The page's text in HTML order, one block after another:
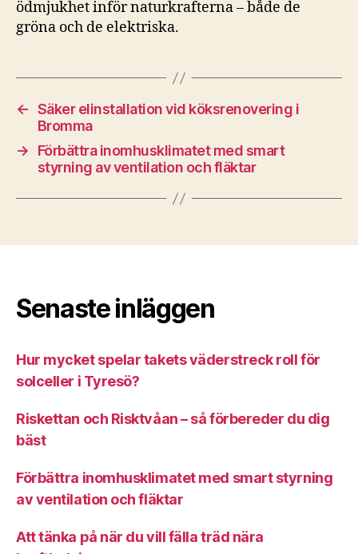
ödmjukhet inför naturkrafterna – både de
gröna och de elektriska.
← Säker elinstallation vid köksrenovering i
Bromma
→
Förbättra inomhusklimatet med smart
styrning av ventilation och fläktar
Senaste inläggen
Hur mycket spelar takets väderstreck roll för
solceller i Tyresö?
Riskettan och Risktvåan – så förbereder du dig
bäst
Förbättra inomhusklimatet med smart styrning
av ventilation och fläktar
Att tänka på när du vill fälla träd nära